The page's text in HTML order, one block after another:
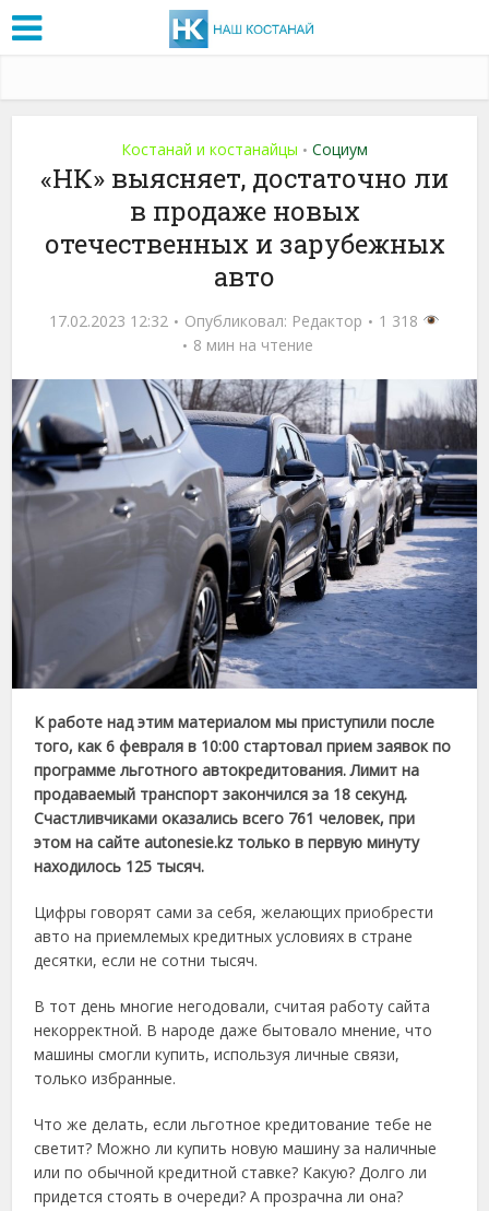
Костанай и костанайцы • Социум
«НК» выясняет, достаточно ли
в продаже новых
отечественных и зарубежных
авто
17.02.2023 12:32 Опубликовал: Редактор
1 318
8 мин на чтение
К работе над этим материалом мы приступили после
того, как 6 февраля в 10:00 стартовал прием заявок по
программе льготного автокредитования. Лимит на
продаваемый транспорт закончился за 18 секунд.
Счастливчиками оказались всего 761 человек, при
этом на сайте autonesie.kz только в первую минуту
находилось 125 тысяч.
Цифры говорят сами за себя, желающих приобрести
авто на приемлемых кредитных условиях в стране
десятки, если не сотни тысяч.
В тот день многие негодовали, считая работу сайта
некорректной. В народе даже бытовало мнение, что
машины смогли купить, используя личные связи,
только избранные.
Что же делать, если льготное кредитование тебе не
светит? Можно ли купить новую машину за наличные
или по обычной кредитной ставке? Какую? Долго ли
придется стоять в очереди? А прозрачна ли она?